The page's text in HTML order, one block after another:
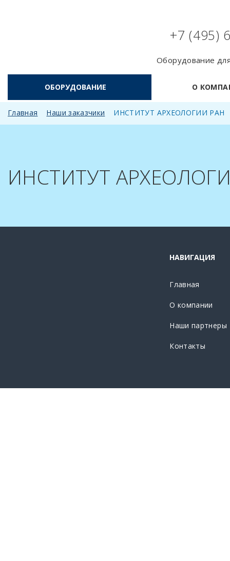
+7 (495)
Оборудование
ОБОРУДОВАНИЕ О
Главная Наши заказчики ИНСТИТУТ АРХЕОЛОГИИ РАН
ИНСТИТУТ
НАВИГАЦИЯ
Главная
О компании
Наши партнеры
Контакты